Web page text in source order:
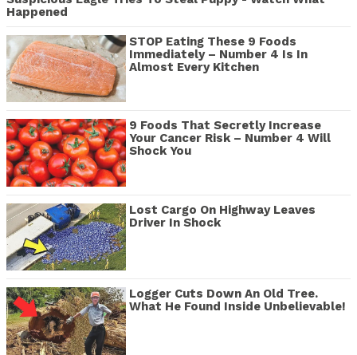
Happened
STOP Eating These 9 Foods
Immediately – Number 4 Is In
Almost Every Kitchen
9 Foods That Secretly Increase
Your Cancer Risk – Number 4 Will
Shock You
Lost Cargo On Highway Leaves
Driver In Shock
Logger Cuts Down An Old Tree.
What He Found Inside Unbelievable!